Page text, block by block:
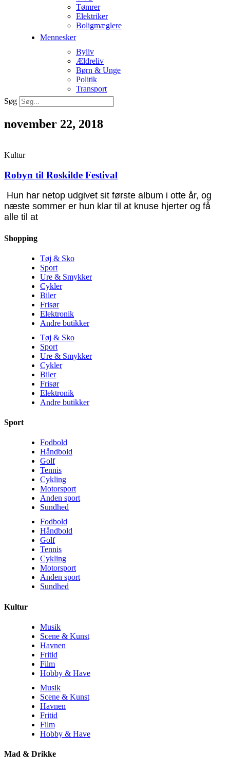
Tømrer
Elektriker
Boligmæglere
Mennesker
Byliv
Ældreliv
Børn & Unge
Politik
Transport
Søg
november 22, 2018
Kultur
Robyn til Roskilde Festival
Hun har netop udgivet sit første album i otte år, og
næste sommer er hun klar til at knuse hjerter og få
alle til at
Shopping
Tøj & Sko
Sport
Ure & Smykker
Cykler
Biler
Frisør
Elektronik
Andre butikker
Tøj & Sko
Sport
Ure & Smykker
Cykler
Biler
Frisør
Elektronik
Andre butikker
Sport
Fodbold
Håndbold
Golf
Tennis
Cykling
Motorsport
Anden sport
Sundhed
Fodbold
Håndbold
Golf
Tennis
Cykling
Motorsport
Anden sport
Sundhed
Kultur
Musik
Scene & Kunst
Havnen
Fritid
Film
Hobby & Have
Musik
Scene & Kunst
Havnen
Fritid
Film
Hobby & Have
Mad & Drikke